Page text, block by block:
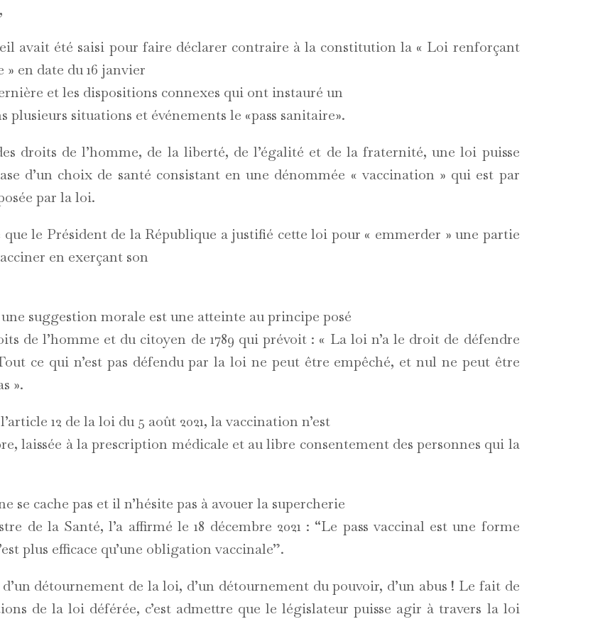
avait été saisi pour faire déclarer contraire à la constitution la « Loi renforçant
en date du 16 janvier
et les dispositions connexes qui ont instauré un
plusieurs situations et événements le «pass sanitaire».
droits de l’homme, de la liberté, de l’égalité et de la fraternité, une loi puisse
d’un choix de santé consistant en une dénommée « vaccination » qui est par
par la loi.
le Président de la République a justifié cette loi pour « emmerder » une partie
en exerçant son
suggestion morale est une atteinte au principe posé
de l’homme et du citoyen de 1789 qui prévoit : « La loi n’a le droit de défendre
ce qui n’est pas défendu par la loi ne peut être empêché, et nul ne peut être
».
12 de la loi du 5 août 2021, la vaccination n’est
laissée à la prescription médicale et au libre consentement des personnes qui la
se cache pas et il n’hésite pas à avouer la supercherie
de la Santé, l’a affirmé le 18 décembre 2021 : “Le pass vaccinal est une forme
plus efficace qu’une obligation vaccinale”.
détournement de la loi, d’un détournement du pouvoir, d’un abus ! Le fait de
de la loi déférée, c’est admettre que le législateur puisse agir à travers la loi